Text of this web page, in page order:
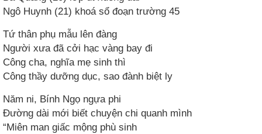
Ngô Huynh (21) khoá sổ đoạn trường 45
Tứ thân phụ mẫu lên đàng
Người xưa đã cởi hạc vàng bay đi
Công cha, nghĩa mẹ sinh thì
Công thầy dưỡng dục, sao đành biệt ly
Năm ni, Bính Ngọ ngựa phi
Đường dài mới biết chuyện chi quanh mình
“Miên man giấc mộng phù sinh